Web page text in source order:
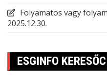
Folyamatos vagy
2025.12.30.
ESGINFO